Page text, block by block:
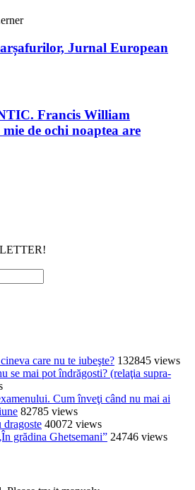
Jurnal European
Francis William
de ochi noaptea are
care nu te iubeşte? 132845 views
se mai pot îndrăgosti? (relaţia supra-
Cum înveţi când nu mai ai
82785 views
dragoste 40072 views
grădina Ghetsemani” 24746 views